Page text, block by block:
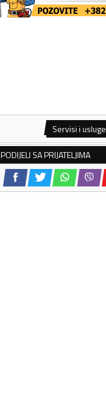
Servisi i usluge
PODIJELI SA PRIJATELJIMA